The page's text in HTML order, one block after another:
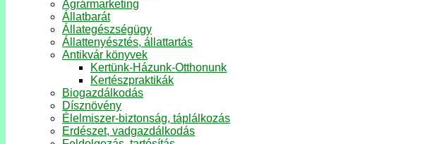
Agrármarketing
Állatbarát
Állategészségügy
Állattenyésztés, állattartás
Antikvár könyvek
Kertünk-Házunk-Otthonunk
Kertészpraktikák
Biogazdálkodás
Dísznövény
Élelmiszer-biztonság, táplálkozás
Erdészet, vadgazdálkodás